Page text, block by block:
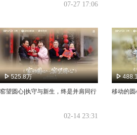
07-27 17:06
525.8万
窑望圆心|执守与新生，终是并肩同行
02-14 23:31
移动的圆